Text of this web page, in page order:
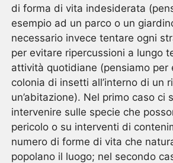
di forma di vita indesiderata
esempio ad un parco o un
necessario invece tentare ogni
per evitare ripercussioni a lungo
attività quotidiane (pensiamo per
colonia di insetti all’interno di un
un’abitazione). Nel primo caso ci
intervenire sulle specie che
pericolo o su interventi di
numero di forme di vita che
popolano il luogo; nel secondo